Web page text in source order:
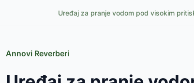
Uređaj za pranje vodom pod visokim
- 47990 RSD
Annovi Reverberi